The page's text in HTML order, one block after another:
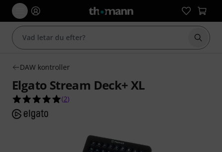
Börja
DAW kontroller
Elgato Stream Deck+ XL
5.0 av 5 stjärnor från 2 kundbetyg
(2)